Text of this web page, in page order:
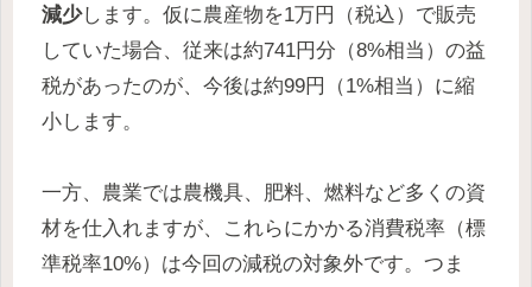
減少します。仮に農産物を1万円（税込）で販売
していた場合、従来は約741円分（8%相当）の益
税があったのが、今後は約99円（1%相当）に縮
小します。
一方、農業では農機具、肥料、燃料など多くの資
材を仕入れますが、これらにかかる消費税率（標
準税率10%）は今回の減税の対象外です。つま